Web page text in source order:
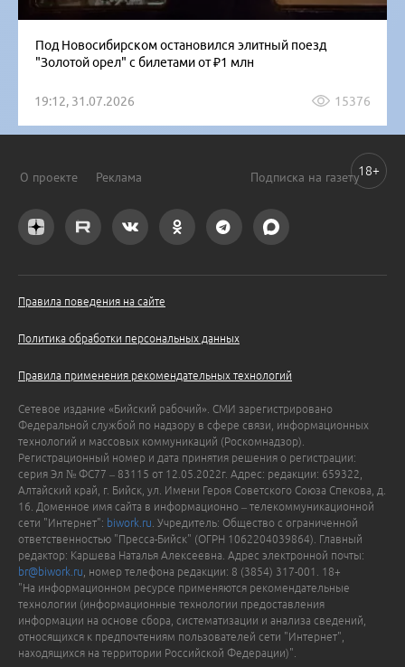
Под Новосибирском остановился элитный поезд
"Золотой орел" с билетами от ₽1 млн
19:12, 31.07.2026 15376
О проекте Реклама Подписка на газету
Правила поведения на сайте
Политика обработки персональных данных
Правила применения рекомендательных технологий
Сетевое издание «Бийский рабочий». СМИ зарегистрировано
Федеральной службой по надзору в сфере связи, информационных
технологий и массовых коммуникаций (Роскомнадзор).
Регистрационный номер и дата принятия решения о регистрации:
серия Эл № ФС77 – 83115 от 12.05.2022г. Адрес: редакции: 659322,
Алтайский край, г. Бийск, ул. Имени Героя Советского Союза Спекова, д.
16. Доменное имя сайта в информационно – телекоммуникационной
сети "Интернет": biwork.ru . Учредитель: Общество с ограниченной
ответственностью "Пресса-Бийск" (ОГРН 1062204039864). Главный
редактор: Каршева Наталья Алексеевна. Адрес электронной почты:
br@biwork.ru , номер телефона редакции: 8 (3854) 317-001. 18+
"На информационном ресурсе применяются рекомендательные
технологии (информационные технологии предоставления
информации на основе сбора, систематизации и анализа сведений,
относящихся к предпочтениям пользователей сети "Интернет",
находящихся на территории Российской Федерации)".
18+